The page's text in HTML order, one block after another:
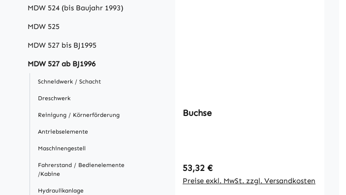
MDW 524 (bis Baujahr 1993)
MDW 525
MDW 527 bis BJ1995
MDW 527 ab BJ1996
Schneidwerk / Schacht
Dreschwerk
Reinigung / Körnerförderung
Antriebselemente
Maschinengestell
Fahrerstand / Bedienelemente
/Kabine
Hydraulikanlage
Buchse
Regulärer Preis:
53,32 €
Preise exkl. MwSt. zzgl. Versandkosten